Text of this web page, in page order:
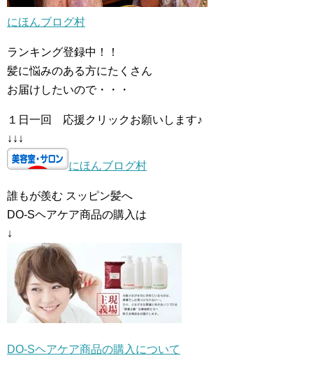
にほんブログ村
ランキング登録中！！
髪に悩みのある方にたくさん
お届けしたいので・・・
１日一回 応援クリックお願いします♪
↓↓↓
にほんブログ村
誰もが羨む スッピン髪へ
DO-Sヘアケア商品の購入は
↓
DO-Sヘアケア商品の購入について